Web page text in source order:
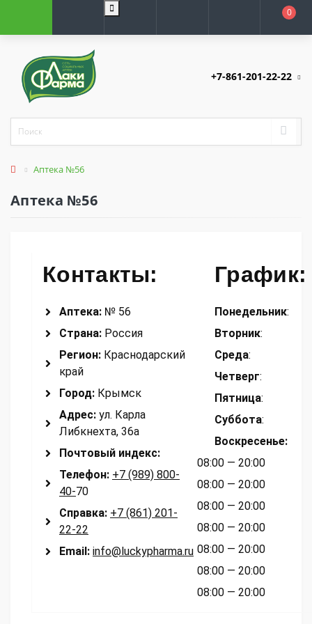
0
+7-861-201-22-22
Аптека №56
Аптека №56
Контакты:
Аптека: № 56
Страна: Россия
Регион: Краснодарский
край
Город: Крымск
Адрес: ул. Карла
Либкнехта, 36а
Почтовый индекс:
Телефон: +7 (989) 800-
40-70
Справка: +7 (861) 201-
22-22
Email: info@luckypharma.ru
График:
Понедельник:
Вторник:
Среда:
Четверг:
Пятница:
Суббота:
Воскресенье:
08:00 — 20:00
08:00 — 20:00
08:00 — 20:00
08:00 — 20:00
08:00 — 20:00
08:00 — 20:00
08:00 — 20:00